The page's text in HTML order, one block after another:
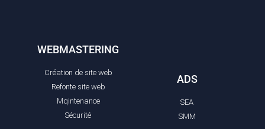
WEBMASTERING
Création de site web
Refonte site web
Mqintenance
Sécurité
ADS
SEA
SMM